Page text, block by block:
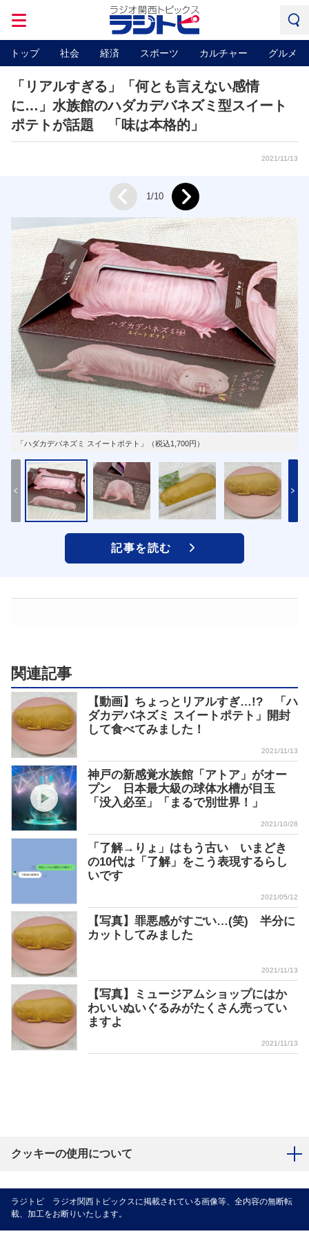
トップ 社会 経済 スポーツ カルチャー グルメ
「リアルすぎる」「何とも言えない感情
に…」水族館のハダカデバネズミ型スイート
ポテトが話題 「味は本格的」
2021/11/13
「ハダカデバネズミ スイートポテト」（税込1,700円）
1/10
記事を読む
関連記事
【動画】ちょっとリアルすぎ…!? 「ハ
ダカデバネズミ スイートポテト」開封
して食べてみました！
2021/11/13
神戸の新感覚水族館「アトア」がオー
プン 日本最大級の球体水槽が目玉
「没入必至」「まるで別世界！」
2021/10/28
「了解→りょ」はもう古い いまどき
の10代は「了解」をこう表現するらし
いです
2021/05/12
【写真】罪悪感がすごい…(笑) 半分に
カットしてみました
2021/11/13
【写真】ミュージアムショップにはか
わいいぬいぐるみがたくさん売ってい
ますよ
2021/11/13
クッキーの使用について
ラジトピ ラジオ関西トピックスに掲載されている画像等、全内容の無断転
載、加工をお断りいたします。